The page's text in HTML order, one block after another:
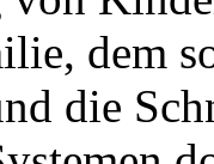
dem
die